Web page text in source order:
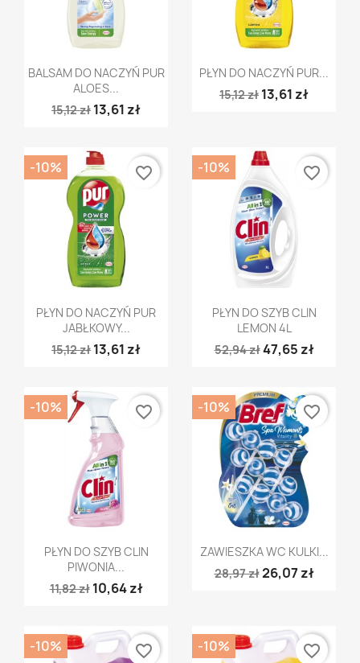
Szybki podgląd
BALSAM DO NACZYŃ PUR
ALOES...
15,12 zł 13,61 zł
Szybki podgląd
PŁYN DO NACZYŃ PUR...
15,12 zł 13,61 zł
Szybki podgląd
PŁYN DO NACZYŃ PUR
JABŁKOWY...
15,12 zł 13,61 zł
-10% favorite_border
Szybki podgląd
PŁYN DO SZYB CLIN
LEMON 4L
52,94 zł47,65 zł
-10% favorite_border
Szybki podgląd
PŁYN DO SZYB CLIN
PIWONIA...
11,82 zł 10,64 zł
-10% favorite_border
Szybki podgląd
ZAWIESZKA WC KULKI...
28,97 zł26,07 zł
-10% favorite_border
-10% favorite_border -10% favorite_border